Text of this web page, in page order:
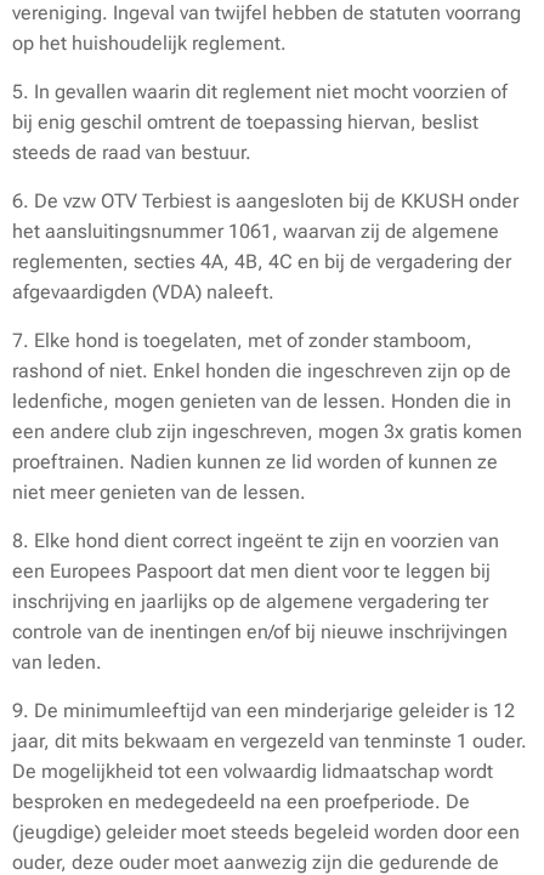
vereniging. Ingeval van twijfel hebben de statuten voorrang
op het huishoudelijk reglement.
5. In gevallen waarin dit reglement niet mocht voorzien of
bij enig geschil omtrent de toepassing hiervan, beslist
steeds de raad van bestuur.
6. De vzw OTV Terbiest is aangesloten bij de KKUSH onder
het aansluitingsnummer 1061, waarvan zij de algemene
reglementen, secties 4A, 4B, 4C en bij de vergadering der
afgevaardigden (VDA) naleeft.
7. Elke hond is toegelaten, met of zonder stamboom,
rashond of niet. Enkel honden die ingeschreven zijn op de
ledenfiche, mogen genieten van de lessen. Honden die in
een andere club zijn ingeschreven, mogen 3x gratis komen
proeftrainen. Nadien kunnen ze lid worden of kunnen ze
niet meer genieten van de lessen.
8. Elke hond dient correct ingeënt te zijn en voorzien van
een Europees Paspoort dat men dient voor te leggen bij
inschrijving en jaarlijks op de algemene vergadering ter
controle van de inentingen en/of bij nieuwe inschrijvingen
van leden.
9. De minimumleeftijd van een minderjarige geleider is 12
jaar, dit mits bekwaam en vergezeld van tenminste 1 ouder.
De mogelijkheid tot een volwaardig lidmaatschap wordt
besproken en medegedeeld na een proefperiode. De
(jeugdige) geleider moet steeds begeleid worden door een
ouder, deze ouder moet aanwezig zijn die gedurende de